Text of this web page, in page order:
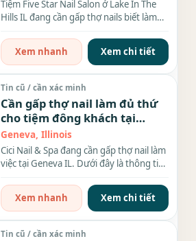
Tiệm Five Star Nail Salon ở Lake In The
Hills IL đang cần gấp thợ nails biết làm
Xem nhanh
Xem chi tiết
Tin cũ / cần xác minh
Cần gấp thợ nail làm đủ thứ
cho tiệm đông khách tại
Geneva IL
Geneva, Illinois
Cici Nail & Spa đang cần gấp thợ nail làm
việc tại Geneva IL. Dưới đây là thông tin
Xem nhanh
Xem chi tiết
Tin cũ / cần xác minh